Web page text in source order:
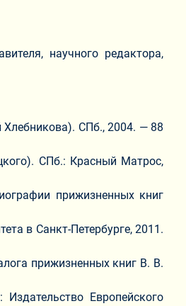
научного редактора,
СПб., 2004. — 88
СПб.: Красный Матрос,
прижизненных книг
в Санкт-Петербурге, 2011.
прижизненных книг В. В.
Европейского